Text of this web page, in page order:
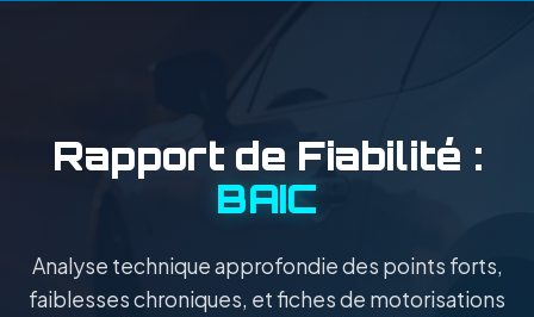
Rapport de Fiabilité :
BAIC
Analyse technique approfondie des points forts,
faiblesses chroniques, et fiches de motorisations